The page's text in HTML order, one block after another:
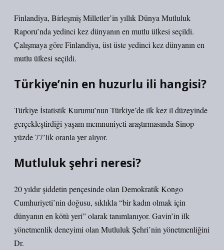
Finlandiya, Birleşmiş Milletler’in yıllık Dünya Mutluluk
Raporu’nda yedinci kez dünyanın en mutlu ülkesi seçildi.
Çalışmaya göre Finlandiya, üst üste yedinci kez dünyanın en
mutlu ülkesi seçildi.
Türkiye’nin en huzurlu ili hangisi?
Türkiye İstatistik Kurumu’nun Türkiye’de ilk kez il düzeyinde
gerçekleştirdiği yaşam memnuniyeti araştırmasında Sinop
yüzde 77’lik oranla yer alıyor.
Mutluluk şehri neresi?
20 yıldır şiddetin pençesinde olan Demokratik Kongo
Cumhuriyeti’nin doğusu, sıklıkla “bir kadın olmak için
dünyanın en kötü yeri” olarak tanımlanıyor. Gavin’in ilk
yönetmenlik deneyimi olan Mutluluk Şehri’nin yönetmenliğini
Dr.